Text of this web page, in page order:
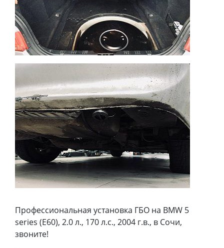
Профессиональная установка ГБО на BMW 5
series (E60), 2.0 л., 170 л.с., 2004 г.в., в Сочи,
звоните!